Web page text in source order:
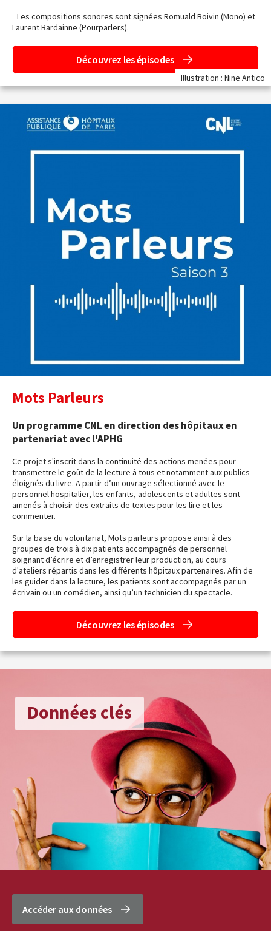
Les compositions sonores sont signées Romuald Boivin (Mono) et
Laurent Bardainne (Pourparlers).
Découvrez les épisodes
Illustration : Nine Antico
Mots Parleurs
Un programme CNL en direction des hôpitaux en
partenariat avec l'APHG
Ce projet s'inscrit dans la continuité des actions menées pour
transmettre le goût de la lecture à tous et notamment aux publics
éloignés du livre. A partir d’un ouvrage sélectionné avec le
personnel hospitalier, les enfants, adolescents et adultes sont
amenés à choisir des extraits de textes pour les lire et les
commenter.
Sur la base du volontariat, Mots parleurs propose ainsi à des
groupes de trois à dix patients accompagnés de personnel
soignant d’écrire et d’enregistrer leur production, au cours
d'ateliers répartis dans les différents hôpitaux partenaires. Afin de
les guider dans la lecture, les patients sont accompagnés par un
écrivain ou un comédien, ainsi qu’un technicien du spectacle.
Découvrez les épisodes
Données clés
Accéder aux données